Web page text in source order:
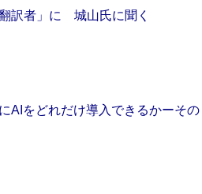
訳者」に 城山氏に聞く
AIをどれだけ導入できるかーその